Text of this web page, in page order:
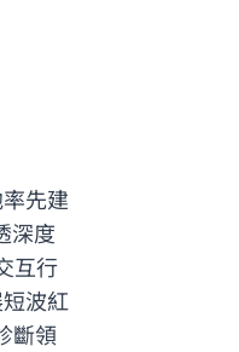
先建
深度
互行
波紅
斷領